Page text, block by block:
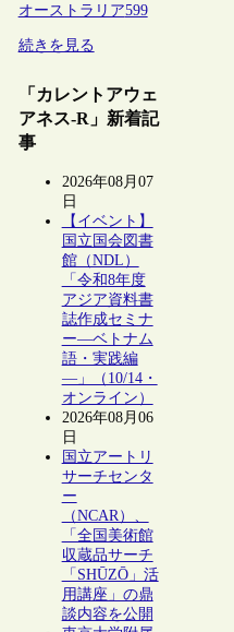
オーストラリア599
続きを見る
「カレントアウェ
アネス-R」新着記
事
2026年08月07
日
【イベント】
国立国会図書
館（NDL）
「令和8年度
アジア資料書
誌作成セミナ
ー―ベトナム
語・実践編
―」（10/14・
オンライン）
2026年08月06
日
国立アートリ
サーチセンタ
ー
（NCAR）、
「全国美術館
収蔵品サーチ
「SHŪZŌ」活
用講座」の鼎
談内容を公開